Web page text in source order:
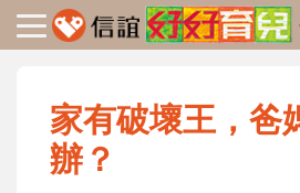
家有破壞王，爸
辦？